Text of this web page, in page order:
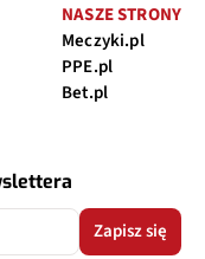
NASZE STRONY
Meczyki.pl
PPE.pl
Bet.pl
Zapisz się